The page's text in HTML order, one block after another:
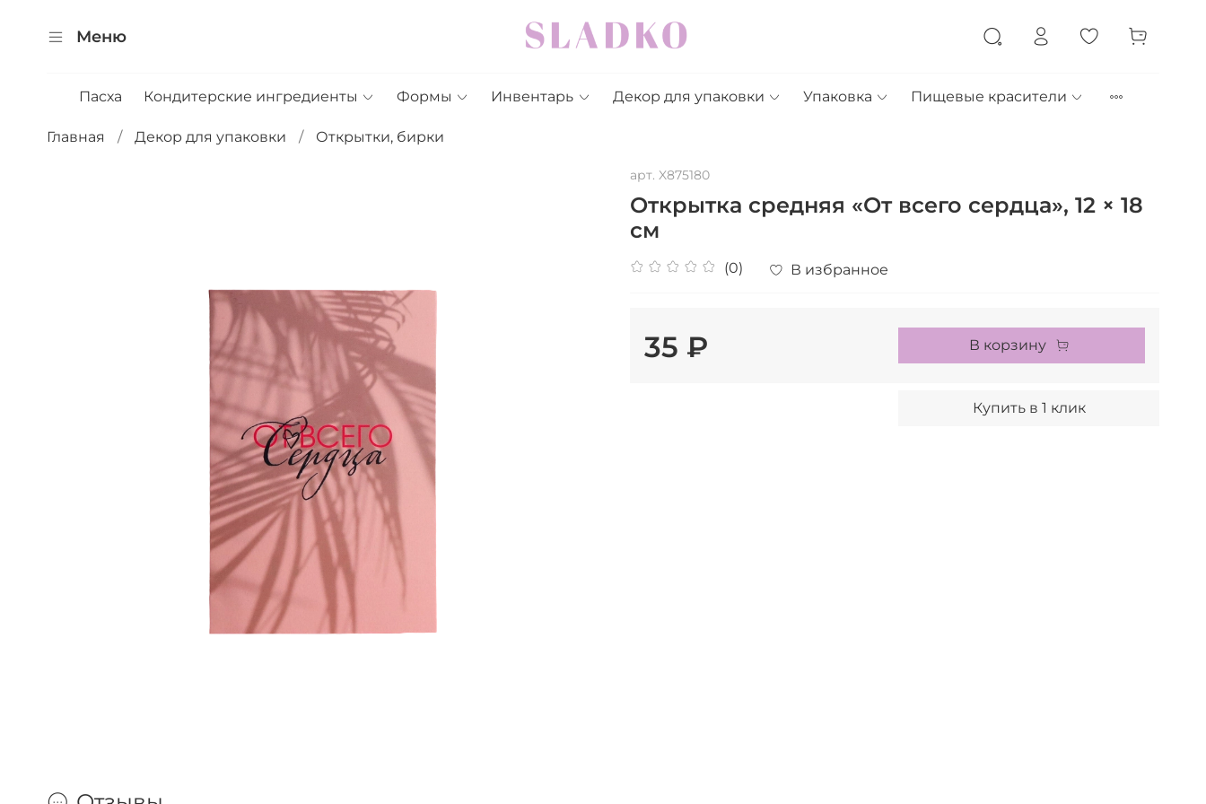
Меню
Пасха Кондитерские ингредиенты Формы Инвентарь Декор для упаковки Упаковка Пищевые красители
Главная Декор для упаковки Открытки, бирки
арт. X875180
Открытка средняя «От всего сердца», 12 × 18
см
(0) В избранное
35 ₽ В корзину
Купить в 1 клик